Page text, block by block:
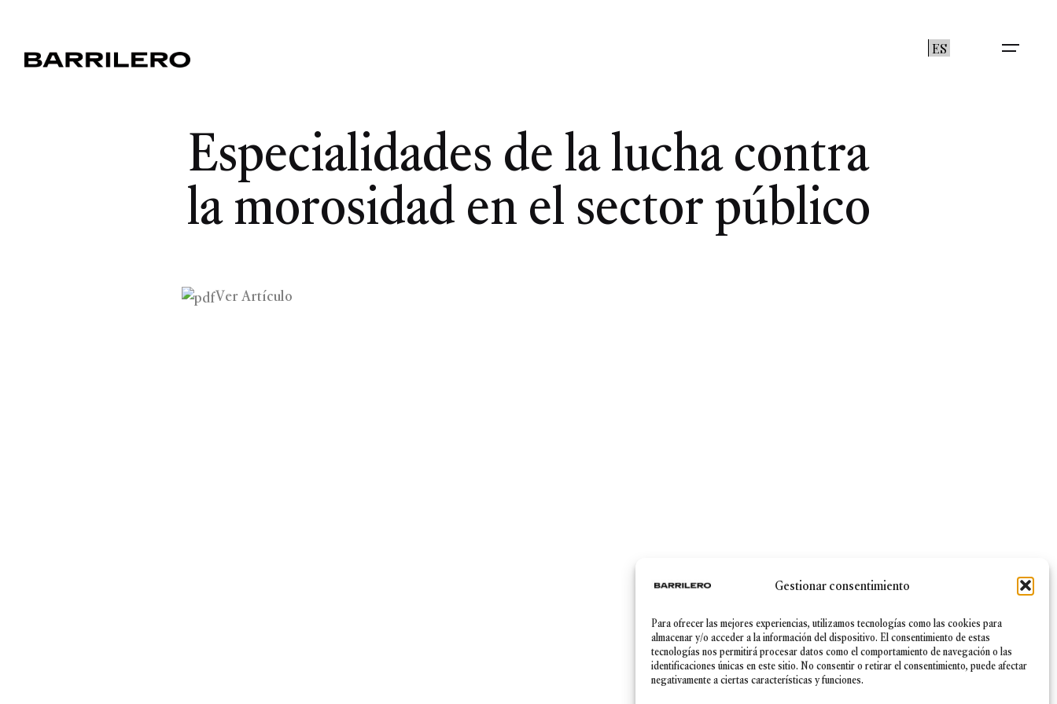
Gestionar consentimiento
Para ofrecer las mejores experiencias, utilizamos tecnologías como las cookies para
almacenar y/o acceder a la información del dispositivo. El consentimiento de estas
tecnologías nos permitirá procesar datos como el comportamiento de navegación o las
identificaciones únicas en este sitio. No consentir o retirar el consentimiento, puede afectar
negativamente a ciertas características y funciones.
ES
Especialidades de la lucha contra
la morosidad en el sector público
Ver Artículo
Política de cookies|Canal Ético|Política de Seguridad de la información